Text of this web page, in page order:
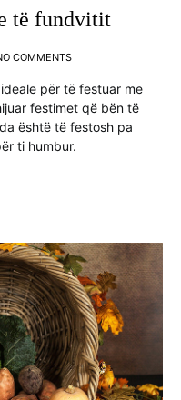
të fundvitit
COMMENTS
për të festuar me
festimet që bën të
është të festosh pa
ti humbur.